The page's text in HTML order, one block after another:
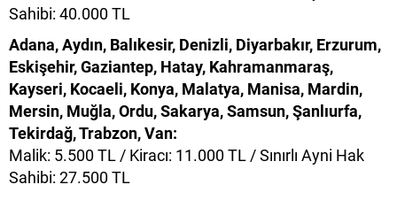
Sahibi: 40.000 TL
Adana, Aydın, Balıkesir, Denizli, Diyarbakır, Erzurum,
Eskişehir, Gaziantep, Hatay, Kahramanmaraş,
Kayseri, Kocaeli, Konya, Malatya, Manisa, Mardin,
Mersin, Muğla, Ordu, Sakarya, Samsun, Şanlıurfa,
Tekirdağ, Trabzon, Van:
Malik: 5.500 TL / Kiracı: 11.000 TL / Sınırlı Ayni Hak
Sahibi: 27.500 TL